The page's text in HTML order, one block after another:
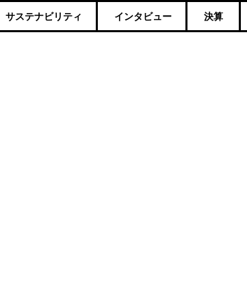
サステナビリティ インタビュー 決算